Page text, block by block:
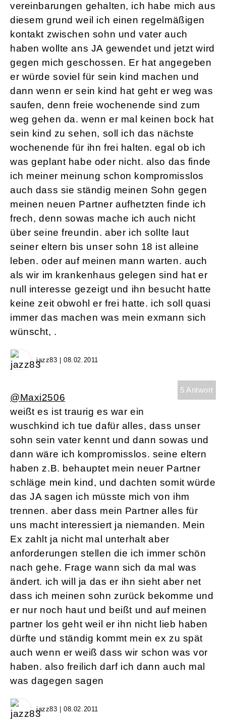
vereinbarungen gehalten, ich habe mich aus
diesem grund weil ich einen regelmäßigen
kontakt zwischen sohn und vater auch
haben wollte ans JA gewendet und jetzt wird
gegen mich geschossen. Er hat angegeben
er würde soviel für sein kind machen und
dann wenn er sein kind hat geht er weg was
saufen, denn freie wochenende sind zum
weg gehen da. wenn er mal keinen bock hat
sein kind zu sehen, soll ich das nächste
wochenende für ihn frei halten. egal ob ich
was geplant habe oder nicht. also das finde
ich meiner meinung schon kompromisslos
auch dass sie ständig meinen Sohn gegen
meinen neuen Partner aufhetzten finde ich
frech, denn sowas mache ich auch nicht
über seine freundin. aber ich sollte laut
seiner eltern bis unser sohn 18 ist alleine
leben. oder auf meinen mann warten. auch
als wir im krankenhaus gelegen sind hat er
null interesse gezeigt und ihn besucht hatte
keine zeit obwohl er frei hatte. ich soll quasi
immer das machen was mein exmann sich
wünscht, .
jazz83 | 08.02.2011
5 Antwort
@Maxi2506
weißt es ist traurig es war ein
wuschkind ich tue dafür alles, dass unser
sohn sein vater kennt und dann sowas und
dann wäre ich kompromisslos. seine eltern
haben z.B. behauptet mein neuer Partner
schläge mein kind, und dachten somit würde
das JA sagen ich müsste mich von ihm
trennen. aber dass mein Partner alles für
uns macht interessiert ja niemanden. Mein
Ex zahlt ja nicht mal unterhalt aber
anforderungen stellen die ich immer schön
nach gehe. Frage wann sich da mal was
ändert. ich will ja das er ihn sieht aber net
dass ich meinen sohn zurück bekomme und
er nur noch haut und beißt und auf meinen
partner los geht weil er ihn nicht lieb haben
dürfte und ständig kommt mein ex zu spät
auch wenn er weiß dass wir schon was vor
haben. also freilich darf ich dann auch mal
was dagegen sagen
jazz83 | 08.02.2011